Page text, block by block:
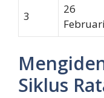
3
26
Februari
Siklus